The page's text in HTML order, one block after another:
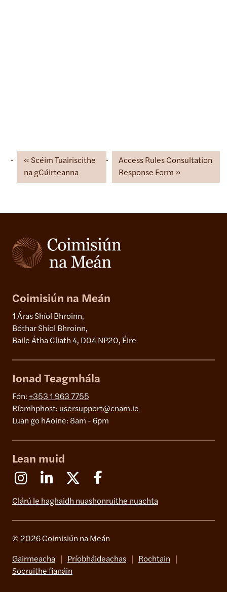
Scéim Tuairiscithe
na gCúirteanna
Access Rules Consultation
Response Form
Coimisiún na Meán
1 Áras Shíol Bhroinn,
Bóthar Shíol Bhroinn,
Baile Átha Cliath 4, D04 NP20, Éire
Ionad Teagmhála
Fón: +353 1 963 7755
Ríomhphost: usersupport@cnam.ie
Luan go hAoine: 8am - 6pm
Lean muid
InstagramLinkedin X (Formerly Twitter)
Clárú le haghaidh nuashonruithe nuachta
© 2026 Coimisiún na Meán
Gairmeacha Príobháideachas
Rochtain
Socruithe fianáin